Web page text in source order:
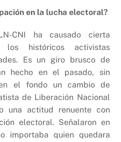
en la lucha electoral?
CNI ha causado cierta
los históricos activistas
Es un giro brusco de
hecho en el pasado, sin
el fondo un cambio de
de Liberación Nacional
una actitud renuente con
electoral. Señalaron en
importaba quien quedara